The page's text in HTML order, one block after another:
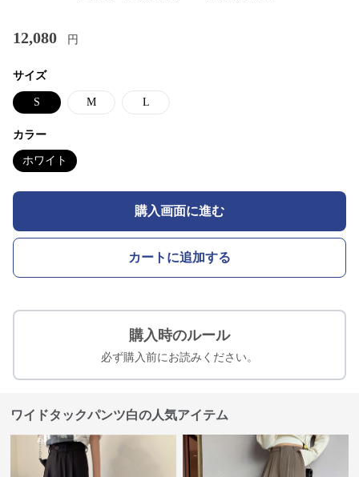
12,080 円
サイズ
S M L
カラー
ホワイト
購入画面に進む
カートに追加する
購入時のルール
必ず購入前にお読みください。
ワイドタックパンツ白の人気アイテム